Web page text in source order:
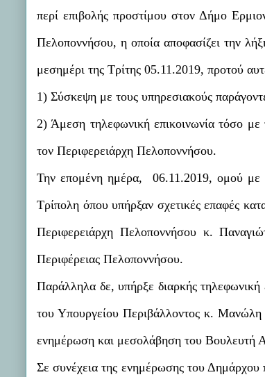
περί επιβολής προστίμου στον Δήμο
Πελοποννήσου, η οποία αποφασίζει την
μεσημέρι της Τρίτης 05.11.2019, προτού
1) Σύσκεψη με τους υπηρεσιακούς
2) Άμεση τηλεφωνική επικοινωνία τόσο με
τον Περιφερειάρχη Πελοποννήσου.
Την επομένη ημέρα,
06.11.2019, ομού με
Τρίπολη όπου υπήρξαν σχετικές επαφές
Περιφερειάρχη Πελοποννήσου κ.
Περιφέρειας Πελοποννήσου.
Παράλληλα δε, υπήρξε διαρκής
του Υπουργείου Περιβάλλοντος κ. Μανώλη
ενημέρωση και μεσολάβηση του Βουλευτή
Σε συνέχεια της ενημέρωσης του